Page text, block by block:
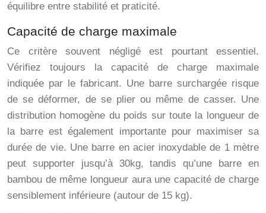
équilibre entre stabilité et praticité.
Capacité de charge maximale
Ce critère souvent négligé est pourtant essentiel.
Vérifiez toujours la capacité de charge maximale
indiquée par le fabricant. Une barre surchargée risque
de se déformer, de se plier ou même de casser. Une
distribution homogène du poids sur toute la longueur de
la barre est également importante pour maximiser sa
durée de vie. Une barre en acier inoxydable de 1 mètre
peut supporter jusqu’à 30kg, tandis qu’une barre en
bambou de même longueur aura une capacité de charge
sensiblement inférieure (autour de 15 kg).